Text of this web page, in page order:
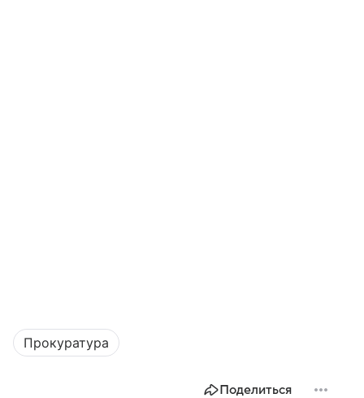
Прокуратура
Поделиться